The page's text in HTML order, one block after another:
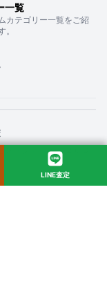
一覧
カテゴリー一覧をご紹
。
トフォービル ２０３
LINE査定